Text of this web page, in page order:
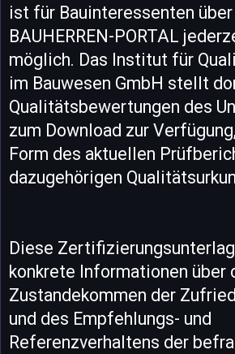
ist für Bauinteressenten über
BAUHERREN-PORTAL
möglich. Das Institut für
im Bauwesen GmbH stellt
Qualitätsbewertungen des
zum Download zur
Form des aktuellen
dazugehörigen
Diese
konkrete Informationen über
Zustandekommen der
und des Empfehlungs- und
Referenzverhaltens der